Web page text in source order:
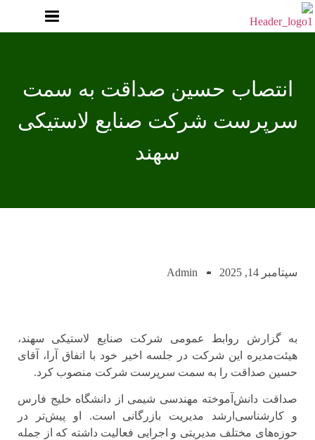
انتصاب حسین صداقت به سمت
سرپرست شرکت صنایع لاستیکی
سهند
سپتامبر 14, 2025 Admin
به گزارش روابط عمومی شرکت صنایع لاستیکی سهند،
هیئت‌مدیره این شرکت در جلسه اخیر خود با اتفاق آرا، آقای
حسین صداقت را به سمت سرپرست شرکت منصوب کرد.
صداقت دانش‌آموخته مهندسی شیمی از دانشگاه خلیج فارس
و کارشناسی‌ارشد مدیریت بازرگانی است. او پیش‌تر در
حوزه‌های مختلف مدیریتی و اجرایی فعالیت داشته که از جمله